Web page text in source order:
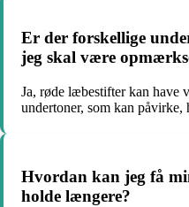
Er der forskellige
jeg skal være
Ja, røde læbestifter kan have
undertoner, som kan påvirke,
Hvordan kan jeg få
holde længere?